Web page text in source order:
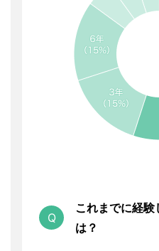
これまでに経
は？